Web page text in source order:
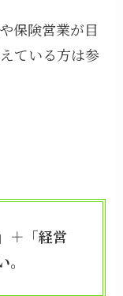
保険営業が目
ている方は参
＋「経営